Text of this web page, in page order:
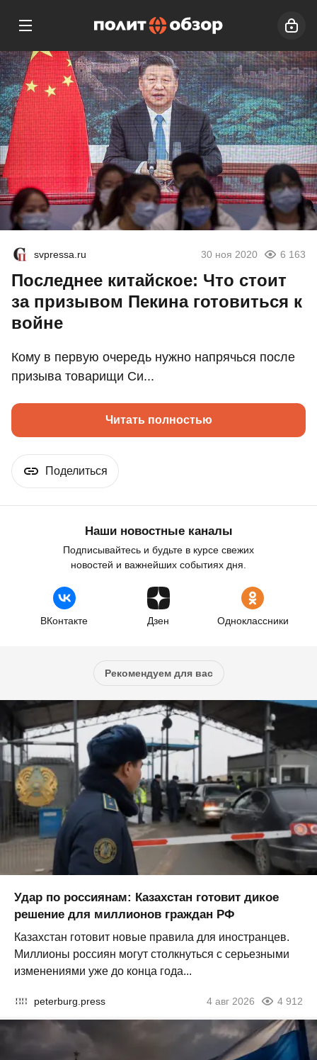
svpressa.ru 30 ноя 2020 6 163
Последнее китайское: Что стоит
за призывом Пекина готовиться к
войне
Кому в первую очередь нужно напрячься после
призыва товарищи Си...
Читать полностью
Поделиться
Наши новостные каналы
Подписывайтесь и будьте в курсе свежих
новостей и важнейших событиях дня.
ВКонтакте Дзен Одноклассники
Рекомендуем для вас
Удар по россиянам: Казахстан готовит дикое
решение для миллионов граждан РФ
Казахстан готовит новые правила для иностранцев.
Миллионы россиян могут столкнуться с серьезными
изменениями уже до конца года...
peterburg.press 4 авг 2026 4 912